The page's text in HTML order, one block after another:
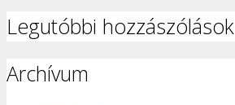
Legutóbbi hozzászólások
Archívum